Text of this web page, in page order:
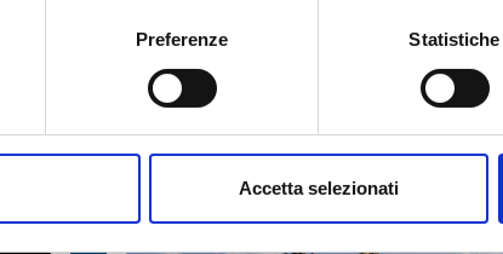
Preferenze Statistiche
Accetta selezionati
Expires on06 agosto 2027